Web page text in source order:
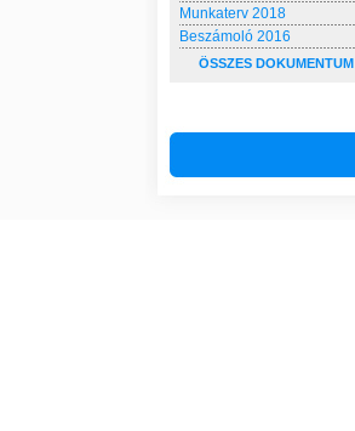
Munkaterv 2018
Beszámoló 2016
ÖSSZES DOKUMENTUM